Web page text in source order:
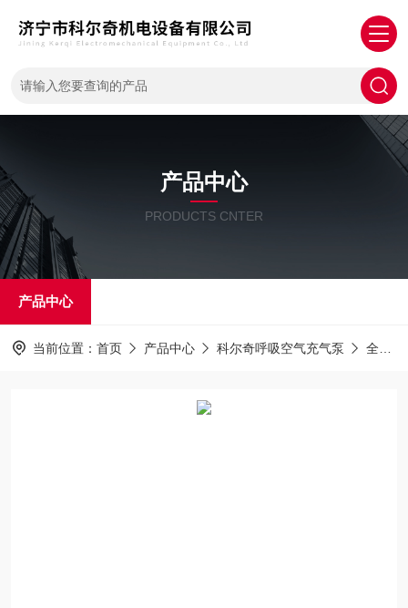
产品中心
PRODUCTS CNTER
产品中心
当前位置： 首页 产品中心 科尔奇呼吸空气充气泵 全合成润滑油